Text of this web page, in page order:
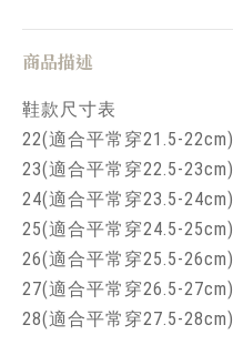
商品描述
鞋款尺寸表
22(適合平常穿21.5-22cm)
23(適合平常穿22.5-23cm)
24(適合平常穿23.5-24cm)
25(適合平常穿24.5-25cm)
26(適合平常穿25.5-26cm)
27(適合平常穿26.5-27cm)
28(適合平常穿27.5-28cm)